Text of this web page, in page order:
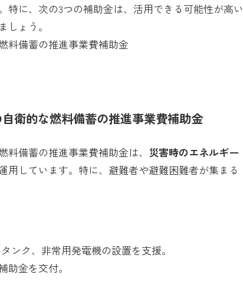
に、次の3つの補助金は、活用できる可能性が高い
ょう。
料備蓄の推進事業費補助金
衛的な燃料備蓄の推進事業費補助金
備蓄の推進事業費補助金は、 災害時のエネルギー
用しています。特に、避難者や避難困難者が集まる
ンク、非常用発電機の設置を支援。
金を交付。